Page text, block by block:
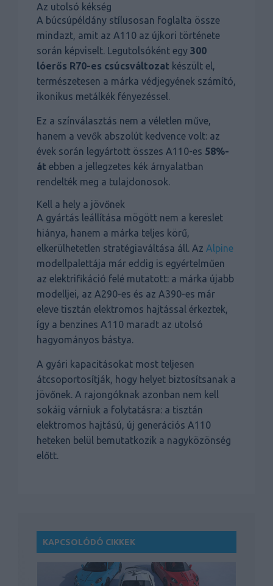
Az utolsó kékség
A búcsúpéldány stílusosan foglalta össze
mindazt, amit az A110 az újkori története
során képviselt. Legutolsóként egy 300
lóerős R70-es csúcsváltozat készült el,
természetesen a márka védjegyének számító,
ikonikus metálkék fényezéssel.
Ez a színválasztás nem a véletlen műve,
hanem a vevők abszolút kedvence volt: az
évek során legyártott összes A110-es 58%-
át ebben a jellegzetes kék árnyalatban
rendelték meg a tulajdonosok.
Kell a hely a jövőnek
A gyártás leállítása mögött nem a kereslet
hiánya, hanem a márka teljes körű,
elkerülhetetlen stratégiaváltása áll. Az Alpine
modellpalettája már eddig is egyértelműen
az elektrifikáció felé mutatott: a márka újabb
modelljei, az A290-es és az A390-es már
eleve tisztán elektromos hajtással érkeztek,
így a benzines A110 maradt az utolsó
hagyományos bástya.
A gyári kapacitásokat most teljesen
átcsoportosítják, hogy helyet biztosítsanak a
jövőnek. A rajongóknak azonban nem kell
sokáig várniuk a folytatásra: a tisztán
elektromos hajtású, új generációs A110
heteken belül bemutatkozik a nagyközönség
előtt.
KAPCSOLÓDÓ CIKKEK